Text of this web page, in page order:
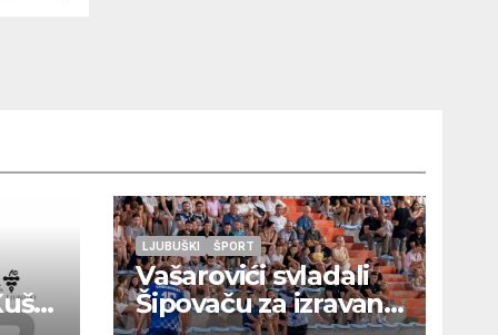
LJUBUŠKI ŠPORT
Vašarovići svladali
Šipovaču za izravan